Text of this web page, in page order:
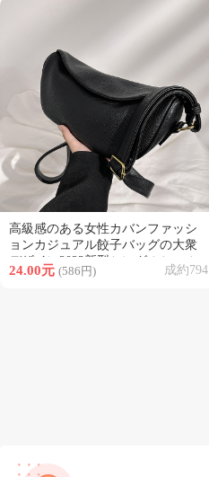
類似商品
高級感のある女性カバンファッシ
ョンカジュアル餃子バッグの大衆
デザイン2023新型シングルショル
ダーバッグ
24.00元 (586円) 成約794